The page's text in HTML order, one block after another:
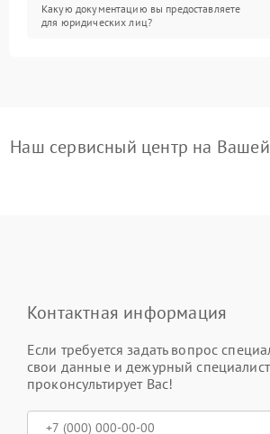
Какую документацию вы предоставляете
для юридических лиц?
Наш сервисный центр на
Контактная информация
Если требуется задать вопрос
свои данные и дежурный
проконсультирует Вас!